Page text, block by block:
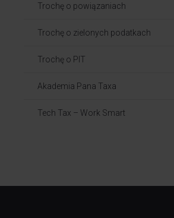
Trochę o powiązaniach​
Trochę o zielonych podatkach
Trochę o PIT
Akademia Pana Taxa
Tech Tax – Work Smart